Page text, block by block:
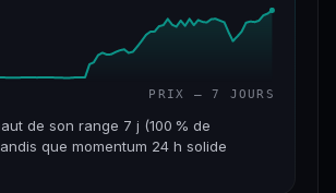
PRIX — 7 JOURS
de son range 7 j (100 % de
que momentum 24 h solide